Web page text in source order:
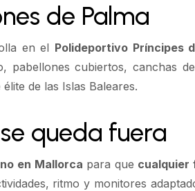
de Palma
en el Polideportivo Príncipes
pabellones cubiertos, canchas
de las Islas Baleares.
queda fuera
en Mallorca para que cualquier
ritmo y monitores